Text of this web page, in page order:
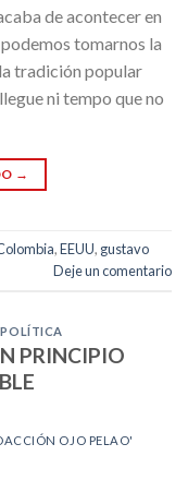
de acontecer en
tomarnos la
tradición popular
ni tempo que no
→
,EEUU, gustavo
Deje un comentario
,POLÍTICA
PRINCIPIO
OJO PELAO'